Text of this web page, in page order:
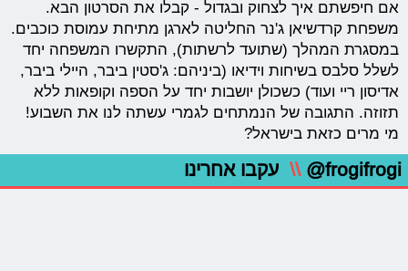
אם חיפשתם איך לצחוק ובגדול - קבלו את הסרטון הבא.
משפחת קרדשיאן ג'נר החליטה לארגן מתיחת עמוסת כוכבים.
במסגרת המהלך (שתועד לרשתות), התקשרו המשפחה יחד
לשלל סלבס בשיחות וידיאו (ביניהם: ג'סטין ביבר, היילי ביבר,
אדיסון ריי ועוד) כשכולן יושבות יחד על הספה וקופאות ללא
תזוזה. התגובה של הנמתחים לגמרי עשתה לנו את השבוע!
מי מרים כזאת בישראל?
@frogifrogi
\\ עקבו אחרינו